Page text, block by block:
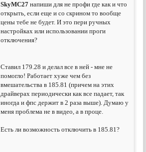
SkyMC27 напиши для не профи где как и что
открыть, если еще и со скрином то вообще
цены тебе не будет. И это пери ручных
настройках или использовании проги
отключения?
Ставил 179.28 и делал все в ней - мне не
помогло! Работает хуже чем без
вмешательства в 185.81 (причем на этих
драйверах периодически как все падает, так
иногда и фпс держит в 2 раза выше). Думаю у
меня проблема не в видео, а в проце.
Есть ли возможность отключить в 185.81?